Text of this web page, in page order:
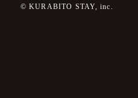
© KURABITO STAY, inc.